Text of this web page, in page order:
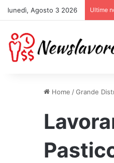
lunedì, Agosto 3 2026 Ultime
Home /Grande